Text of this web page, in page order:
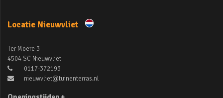
Locatie Nieuwvliet
Ter Moere 3
4504 SC Nieuwvliet
0117-372193
nieuwvliet@tuinenterras.nl